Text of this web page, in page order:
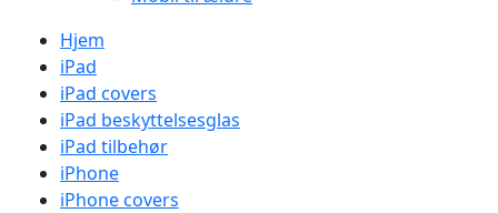
Hjem
iPad
iPad covers
iPad beskyttelsesglas
iPad tilbehør
iPhone
iPhone covers